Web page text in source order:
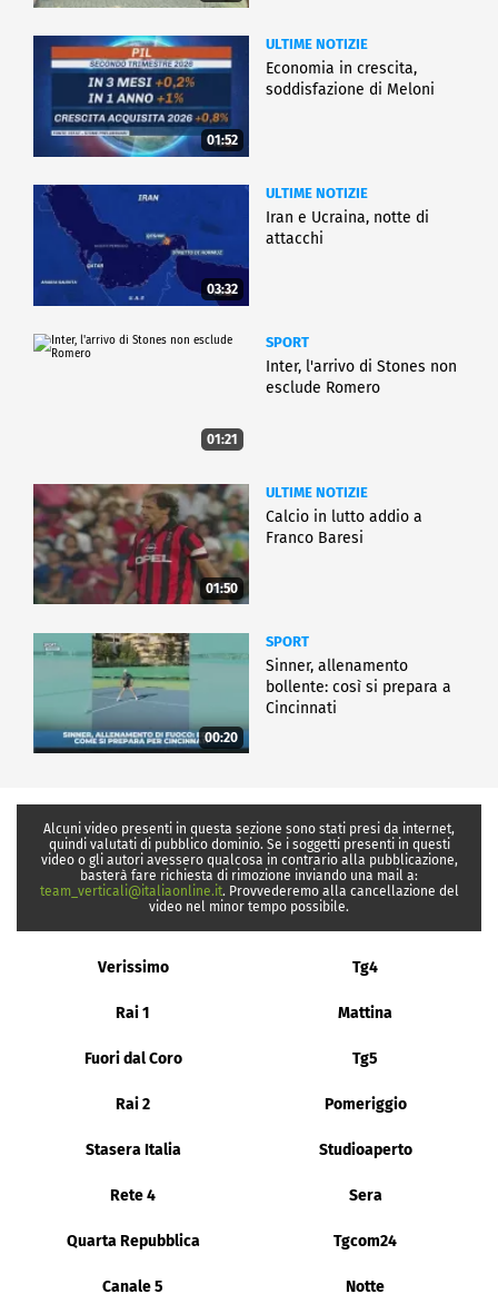
01:52
ULTIME NOTIZIE
Economia in crescita,
soddisfazione di Meloni
03:32
ULTIME NOTIZIE
Iran e Ucraina, notte di
attacchi
01:21
SPORT
Inter, l'arrivo di Stones non
esclude Romero
01:50
ULTIME NOTIZIE
Calcio in lutto addio a
Franco Baresi
00:20
SPORT
Sinner, allenamento
bollente: così si prepara a
Cincinnati
Alcuni video presenti in questa sezione sono stati presi da internet,
quindi valutati di pubblico dominio. Se i soggetti presenti in questi
video o gli autori avessero qualcosa in contrario alla pubblicazione,
basterà fare richiesta di rimozione inviando una mail a:
team_verticali@italiaonline.it. Provvederemo alla cancellazione del
video nel minor tempo possibile.
Verissimo Tg4
Rai 1 Mattina
Fuori dal Coro Tg5
Rai 2 Pomeriggio
Stasera Italia Studioaperto
Rete 4 Sera
Quarta Repubblica Tgcom24
Canale 5 Notte